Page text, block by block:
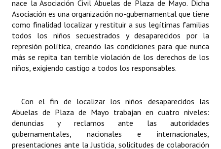
Datos Históricos
Premio al Mérito - Registro
Audiencias Públicas - Registro
Periodistas Decanos - Registro
Ciudadano Ilustre - Registro
Banca del Vecino - Registro
nace la Asociación Civil Abuelas de Plaza de Mayo. Dicha
Asociación es una organización no-gubernamental que tiene
como finalidad localizar y restituir a sus legítimas familias
todos los niños secuestrados y desaparecidos por la
represión política, creando las condiciones para que nunca
más se repita tan terrible violación de los derechos de los
niños, exigiendo castigo a todos los responsables.
Con el fin de localizar los niños desaparecidos las
Abuelas de Plaza de Mayo trabajan en cuatro niveles:
denuncias y reclamos ante las autoridades
gubernamentales, nacionales e internacionales,
presentaciones ante la Justicia, solicitudes de colaboración